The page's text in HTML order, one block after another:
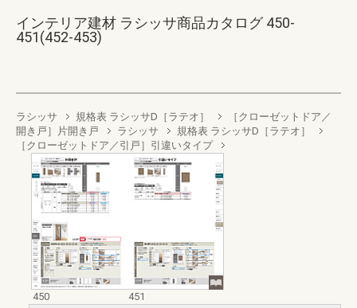
インテリア建材 ラシッサ商品カタログ 450-
451(452-453)
ラシッサ 規格表 ラシッサD［ラテオ］
［クローゼットドア／
開き戸］片開き戸
ラシッサ
規格表 ラシッサD［ラテオ］
［クローゼットドア／引戸］引違いタイプ
450
451